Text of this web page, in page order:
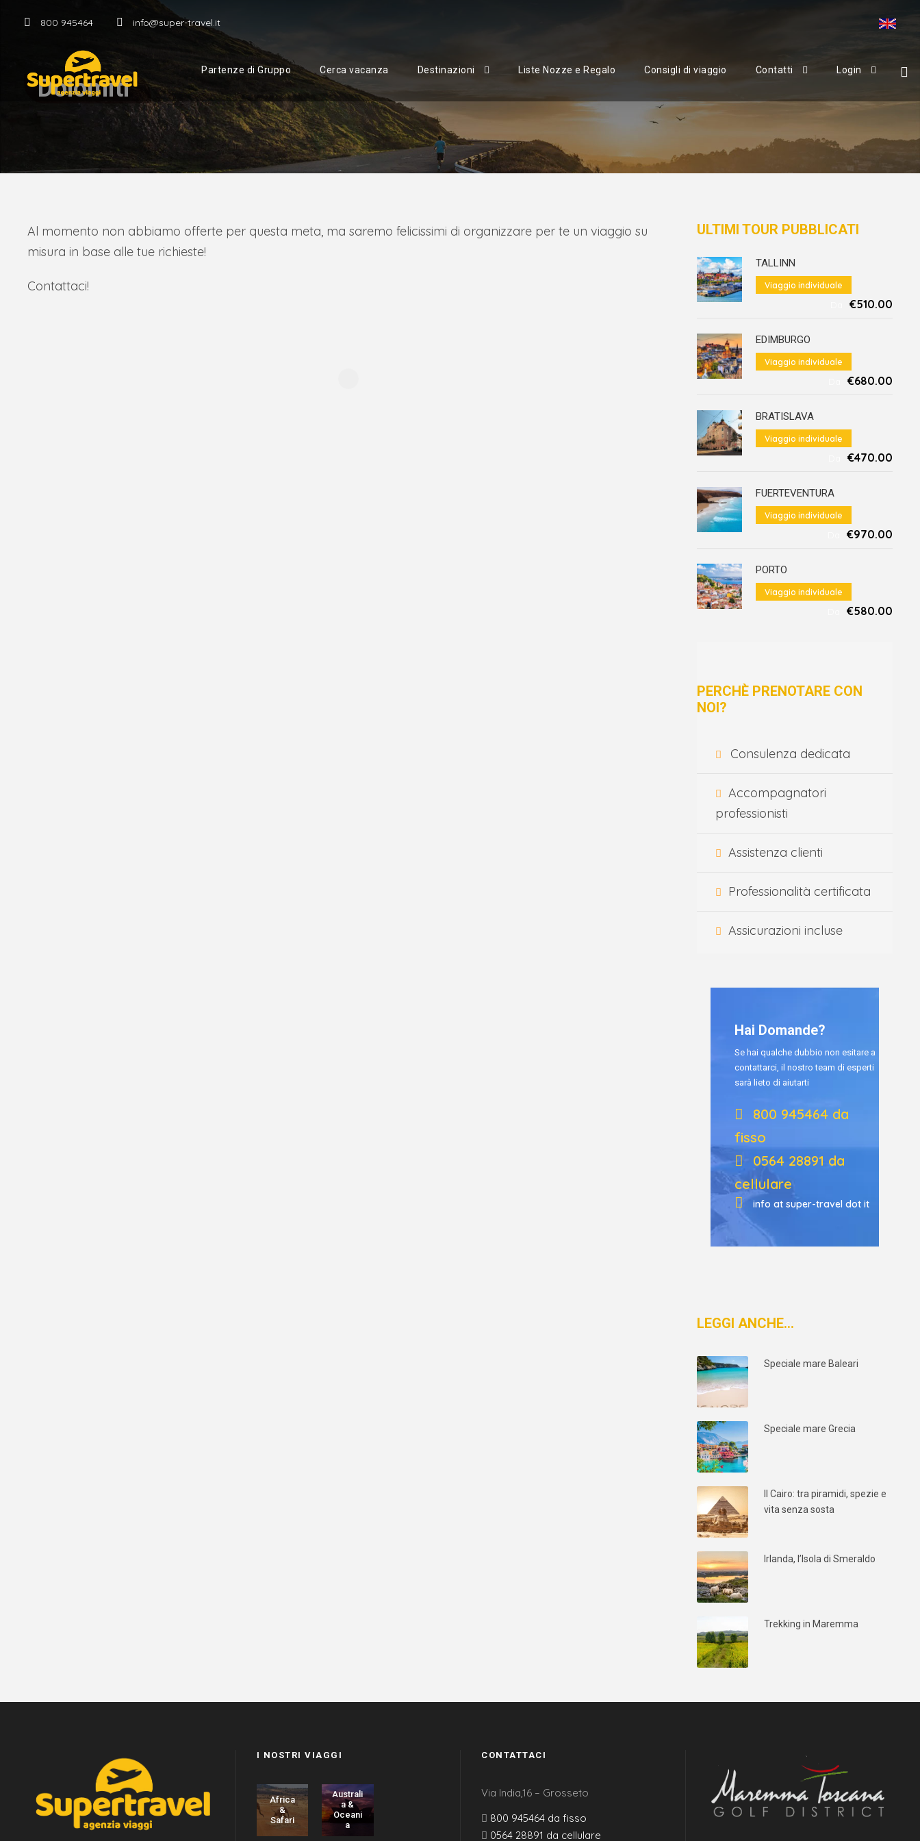
800 945464 info@super-travel.it
Partenze di Gruppo Cerca vacanza Destinazioni Liste Nozze e Regalo Consigli di viaggio Contatti Login
Dolomiti
Al momento non abbiamo offerte per questa meta, ma saremo felicissimi di organizzare per te un viaggio su
misura in base alle tue richieste!
Contattaci!
ULTIMI TOUR PUBBLICATI
TALLINN
Viaggio individuale
€510.00
EDIMBURGO
Viaggio individuale
€680.00
BRATISLAVA
Viaggio individuale
€470.00
FUERTEVENTURA
Viaggio individuale
€970.00
PORTO
Viaggio individuale
€580.00
PERCHÈ PRENOTARE CON
NOI?
Consulenza dedicata
Accompagnatori
professionisti
Assistenza clienti
Professionalità certificata
Assicurazioni incluse
Hai Domande?
Se hai qualche dubbio non esitare a
contattarci, il nostro team di esperti
sarà lieto di aiutarti
800 945464 da
fisso
0564 28891 da
cellulare
info at super-travel dot it
LEGGI ANCHE…
Speciale mare Baleari
Speciale mare Grecia
Il Cairo: tra piramidi, spezie e
vita senza sosta
Irlanda, l’Isola di Smeraldo
Trekking in Maremma
I NOSTRI VIAGGI
Africa
&
Safari
Australi
a &
Oceani
a
CONTATTACI
Via India,16 – Grosseto
800 945464 da fisso
0564 28891 da cellulare